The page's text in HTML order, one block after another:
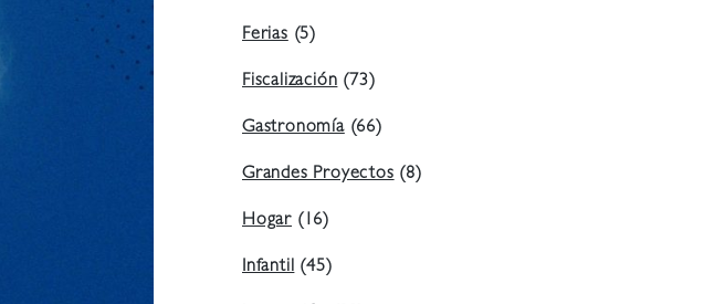
Ferias(5)
Fiscalización(73)
Gastronomía(66)
Grandes Proyectos(8)
Hogar (16)
Infantil(45)